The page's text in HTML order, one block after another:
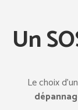
Tel:
Un
Le choix d’un